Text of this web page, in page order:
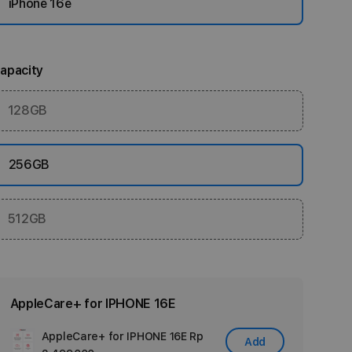
iPhone 16e
128GB
256GB
512GB
AppleCare+ for IPHONE 16E
AppleCare+ for IPHONE 16E Rp
AddAdd